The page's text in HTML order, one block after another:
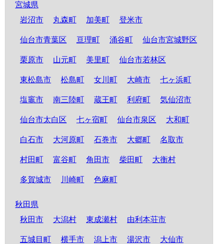
宮城県
岩沼市
丸森町 加美町 登米市
仙台市青葉区 亘理町 涌谷町 仙台市宮城野区
栗原市 山元町 美里町 仙台市若林区
東松島市 松島町 女川町 大崎市 七ヶ浜町
塩竈市 南三陸町 蔵王町 利府町 気仙沼市
仙台市太白区 七ヶ宿町 仙台市泉区 大和町
白石市 大河原町 石巻市 大郷町 名取市
村田町 富谷町 角田市 柴田町 大衡村
多賀城市 川崎町 色麻町
秋田県
秋田市
大潟村 東成瀬村 由利本荘市
五城目町 横手市 潟上市 湯沢市 大仙市